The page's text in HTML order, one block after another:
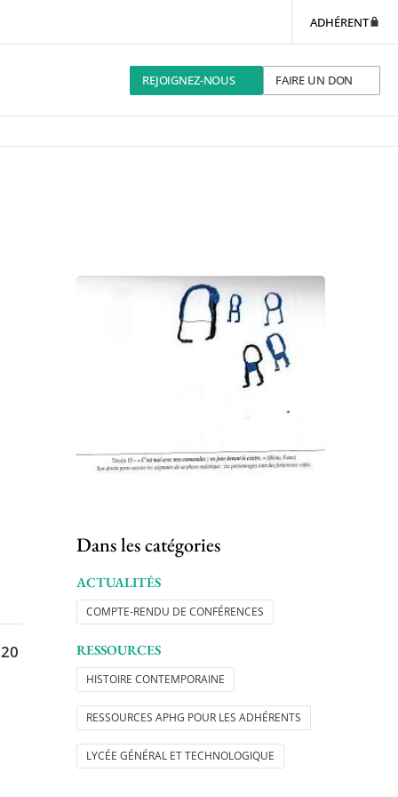
ADHÉRENT
REJOIGNEZ-NOUS FAIRE UN DON
Dans les catégories
ACTUALITÉS
COMPTE-RENDU DE CONFÉRENCES
RESSOURCES
HISTOIRE CONTEMPORAINE
RESSOURCES APHG POUR LES ADHÉRENTS
LYCÉE GÉNÉRAL ET TECHNOLOGIQUE